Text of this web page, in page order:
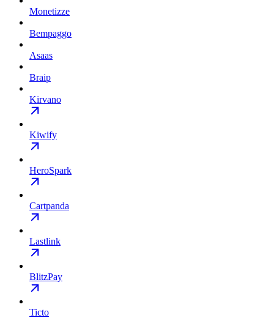
Monetizze
Bempaggo
Asaas
Braip
Kirvano
Kiwify
HeroSpark
Cartpanda
Lastlink
BlitzPay
Ticto